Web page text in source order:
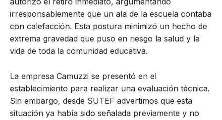
irresponsablemente que un ala de la escuela contaba
con calefacción. Esta postura minimizó un hecho de
extrema gravedad que puso en riesgo la salud y la
vida de toda la comunidad educativa.
La empresa Camuzzi se presentó en el
establecimiento para realizar una evaluación técnica.
Sin embargo, desde SUTEF advertimos que esta
situación ya había sido señalada previamente y no